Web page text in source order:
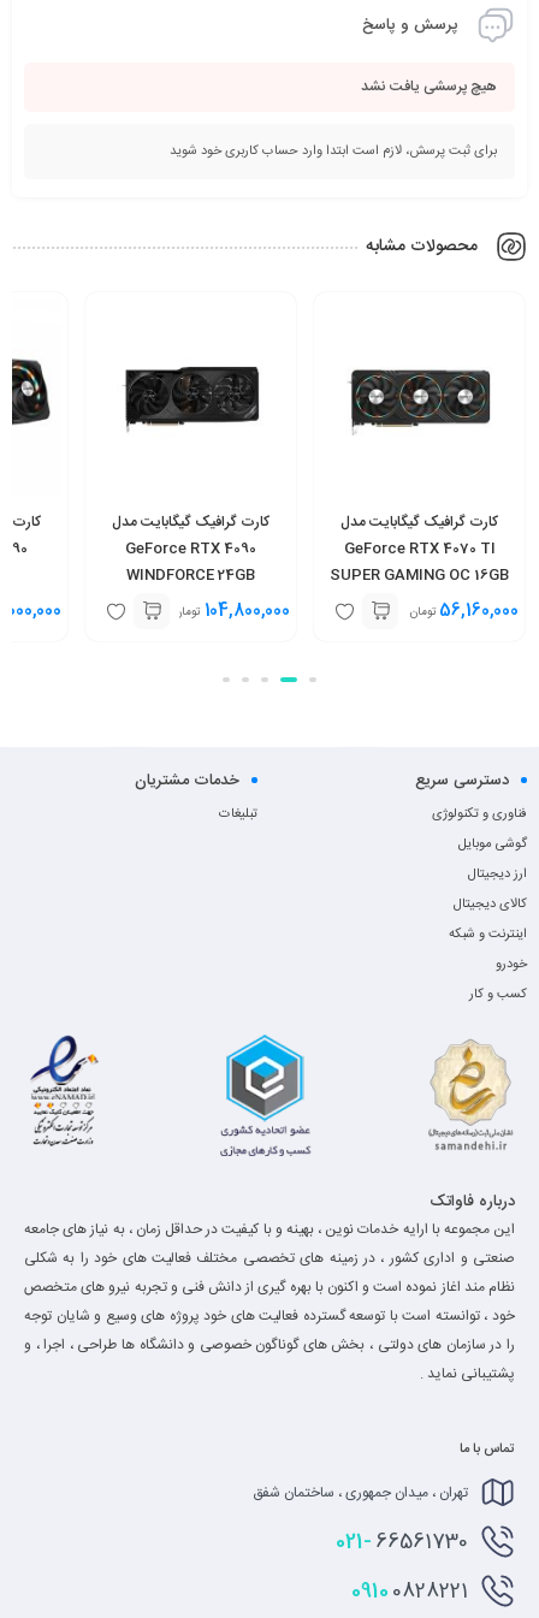
پرسش و پاسخ
هیچ پرسشی یافت نشد
برای ثبت پرسش، لازم است ابتدا وارد حساب کاربری خود شوید
محصولات مشابه
کارت گرافیک گیگابایت مدل
GeForce RTX 4070 TI
SUPER GAMING OC 16GB
56,160,000 تومان
کارت گرافیک گیگابایت مدل
GeForce RTX 4090
WINDFORCE 24GB
104,800,000 تومان
کارت
دسترسی سریع
فناوری و تکنولوژی
گوشی موبایل
ارز دیجیتال
کالای دیجیتال
اینترنت و شبکه
خودرو
کسب و کار
خدمات مشتریان
تبلیغات
درباره فاواتک
این مجموعه با ارایه خدمات نوین ، بهینه و با کیفیت در حداقل زمان ، به نیاز های جامعه
صنعتی و اداری کشور ، در زمینه های تخصصی مختلف فعالیت های خود را به شکلی
نظام مند اغاز نموده است و اکنون با بهره گیری از دانش فنی و تجربه نیرو های متخصص
خود ، توانسته است با توسعه گسترده فعالیت های خود پروژه های وسیع و شایان توجه
را در سازمان های دولتی ، بخش های گوناگون خصوصی و دانشگاه ها طراحی ، اجرا ، و
پشتیبانی نماید .
تماس با ما
تهران ، میدان جمهوری ، ساختمان شفق
021-66561730
09100828221